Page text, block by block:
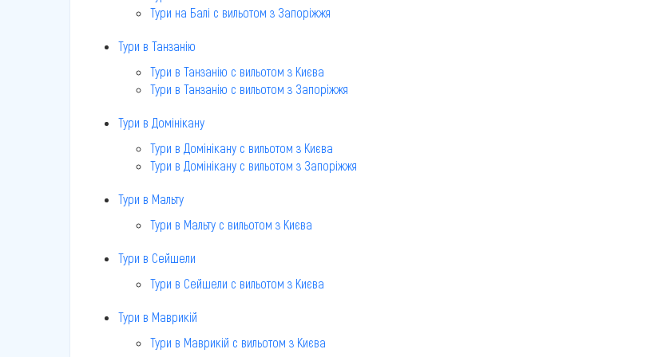
Тури на Балі c вильотом з Запоріжжя
Тури в Танзанію
Тури в Танзанію c вильотом з Києва
Тури в Танзанію c вильотом з Запоріжжя
Тури в Домінікану
Тури в Домінікану c вильотом з Києва
Тури в Домінікану c вильотом з Запоріжжя
Тури в Мальту
Тури в Мальту c вильотом з Києва
Тури в Сейшели
Тури в Сейшели c вильотом з Києва
Тури в Маврикій
Тури в Маврикій c вильотом з Києва